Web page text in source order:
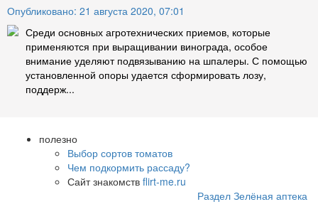
Опубликовано: 21 августа 2020, 07:01
Среди основных агротехнических приемов, которые
применяются при выращивании винограда, особое
внимание уделяют подвязыванию на шпалеры. С помощью
установленной опоры удается сформировать лозу,
поддерж...
полезно
Выбор сортов томатов
Чем подкормить рассаду?
Сайт знакомств flirt-me.ru
Раздел Зелёная аптека